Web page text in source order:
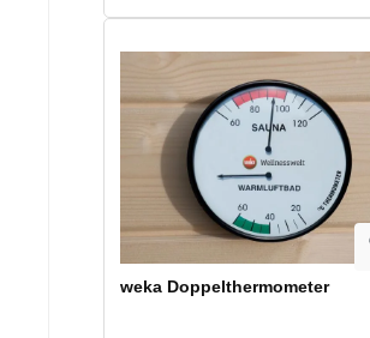
griffbereit.Bestelltes Zubehör wird
Zahlungseingang an die hinterlegte
Adresse mittels Spedition/
versendet. Nichtannahme oder
Terminverschiebungen können
Lagerkosten nach sich ziehen.
geben Sie uns Bescheid, wenn das
Zubehör nicht unmittelbar versendet
werden kann, um Kosten zu
weka Doppelthermometer